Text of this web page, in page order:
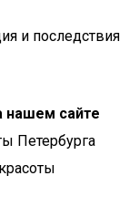
и последствия
нашем сайте
Петербурга